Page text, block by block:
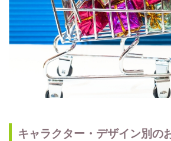
キャラクター・デザイン別の